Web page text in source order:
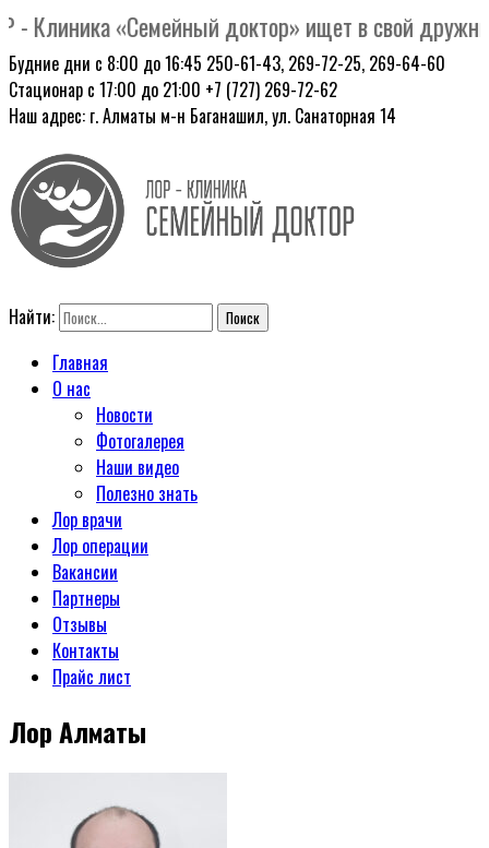
«Семейный доктор» ищет в свой дружный
Будние дни с 8:00 до 16:45 250-61-43, 269-72-25, 269-64-60
Стационар с 17:00 до 21:00 +7 (727) 269-72-62
Наш адрес: г. Алматы м-н Баганашил, ул. Санаторная 14
Найти:
Главная
О нас
Новости
Фотогалерея
Наши видео
Полезно знать
Лор врачи
Лор операции
Вакансии
Партнеры
Отзывы
Контакты
Прайс лист
Лор Алматы